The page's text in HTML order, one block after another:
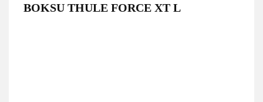
BOKSU THULE FORCE XT L